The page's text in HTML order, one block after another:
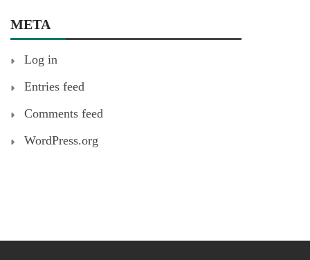
META
Log in
Entries feed
Comments feed
WordPress.org